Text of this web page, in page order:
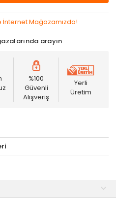
İnternet Mağazamızda!
arayın
%100
Güvenli
Alışveriş
Yerli
Üretim